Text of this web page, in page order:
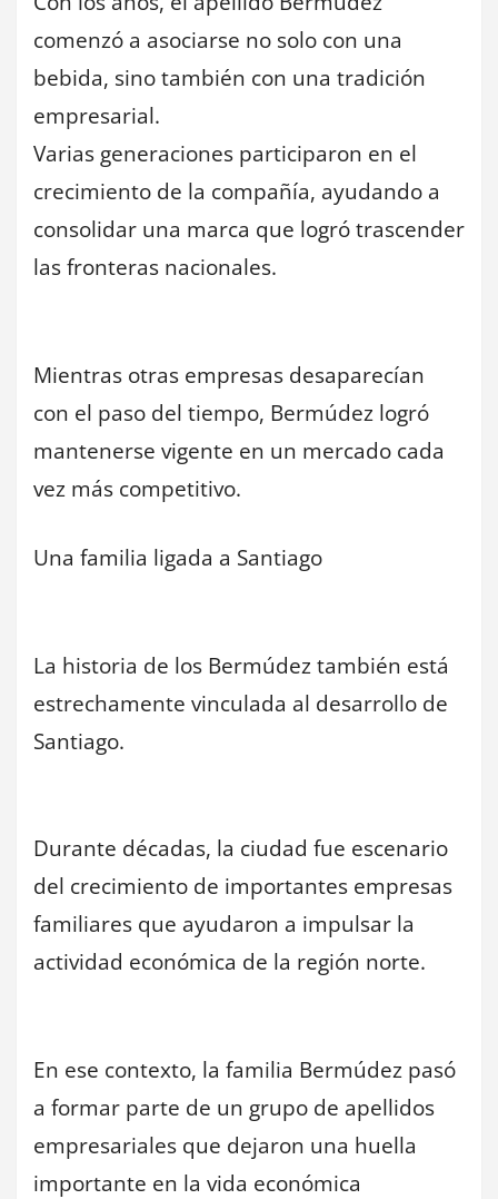
comenzó a asociarse no solo con una
bebida, sino también con una tradición
empresarial.
Varias generaciones participaron en el
crecimiento de la compañía, ayudando a
consolidar una marca que logró trascender
las fronteras nacionales.
Mientras otras empresas desaparecían
con el paso del tiempo, Bermúdez logró
mantenerse vigente en un mercado cada
vez más competitivo.
Una familia ligada a Santiago
La historia de los Bermúdez también está
estrechamente vinculada al desarrollo de
Santiago.
Durante décadas, la ciudad fue escenario
del crecimiento de importantes empresas
familiares que ayudaron a impulsar la
actividad económica de la región norte.
En ese contexto, la familia Bermúdez pasó
a formar parte de un grupo de apellidos
empresariales que dejaron una huella
importante en la vida económica